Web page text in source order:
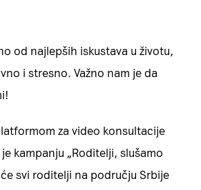
od najlepših iskustava u životu,
i stresno. Važno nam je da
za video konsultacije
kampanju „Roditelji, slušamo
svi roditelji na području Srbije